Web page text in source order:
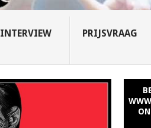
INTERVIEW PRIJSVRAAG